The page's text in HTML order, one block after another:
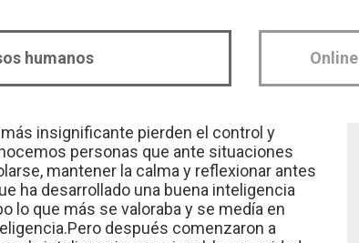
humanos Online
insignificante pierden el control y
personas que ante situaciones
mantener la calma y reflexionar antes
ha desarrollado una buena inteligencia
lo que más se valoraba y se medía en
después comenzaron a